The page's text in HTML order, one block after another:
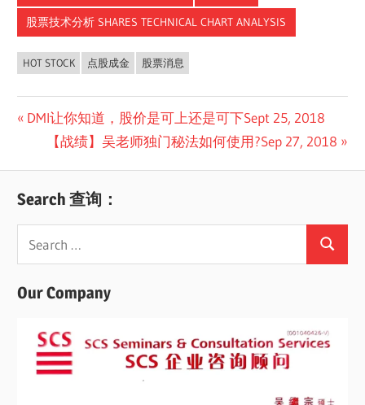
股票技术分析 SHARES TECHNICAL CHART ANALYSIS
HOT STOCK 点股成金 股票消息
Post
navigation
Previous
Post:
DMI让你知道，股价是可上还是可下Sept 25, 2018
Next
【战绩】吴老师独门秘法如何使用?Sep 27, 2018
Search 查询：
Search
Our Company